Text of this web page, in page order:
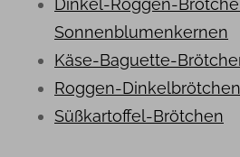
Dinkel-Roggen-
Sonnenblumenkernen
Käse-Baguette-
Roggen-Dinkelbrötchen
Süßkartoffel-Brötchen